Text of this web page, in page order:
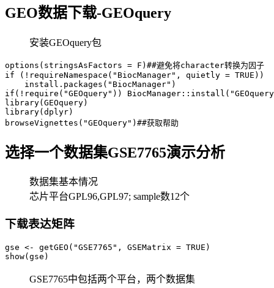
GEO数据下载-GEOquery
安装GEOquery包
options(stringsAsFactors = F)##避免将character转换为因子
if (!requireNamespace("BiocManager", quietly = TRUE))
    install.packages("BiocManager")
if(!require("GEOquery"))
library(GEOquery)
library(dplyr)
选择一个数据集GSE7765演示分析
数据集基本情况
芯片平台GPL96,GPL97; sample数12个
下载表达矩阵
gse <- getGEO("GSE7765", GSEMatrix = TRUE)
show(gse)
GSE7765中包括两个平台，两个数据集